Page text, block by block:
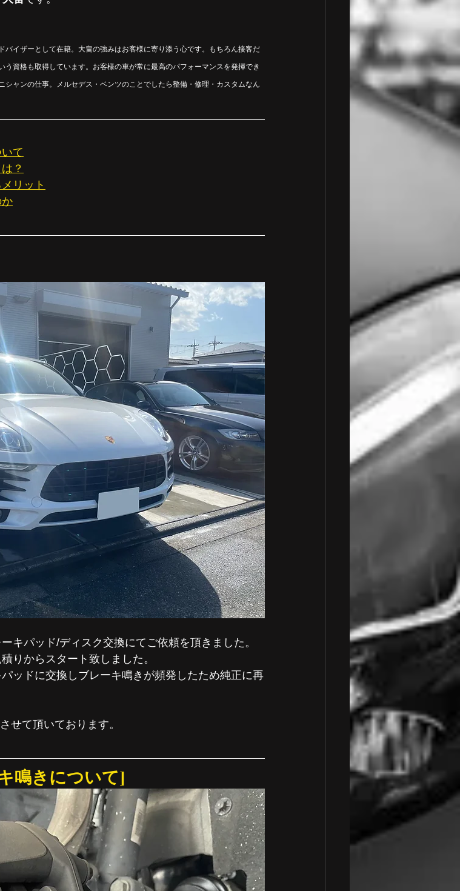
イザーとして在籍。大畠の強みはお客様に寄り添う心です。もちろん接客だ
資格も取得しています。お客様の車が常に最高のパフォーマンスを発揮でき
ャンの仕事。メルセデス・ベンツのことでしたら整備・修理・カスタムなん
て
？
リット
キパッド/ディスク交換にてご依頼を頂きました。
りからスタート致しました。
ッドに交換しブレーキ鳴きが頻発したため純正に再
せて頂いております。
鳴きについて]